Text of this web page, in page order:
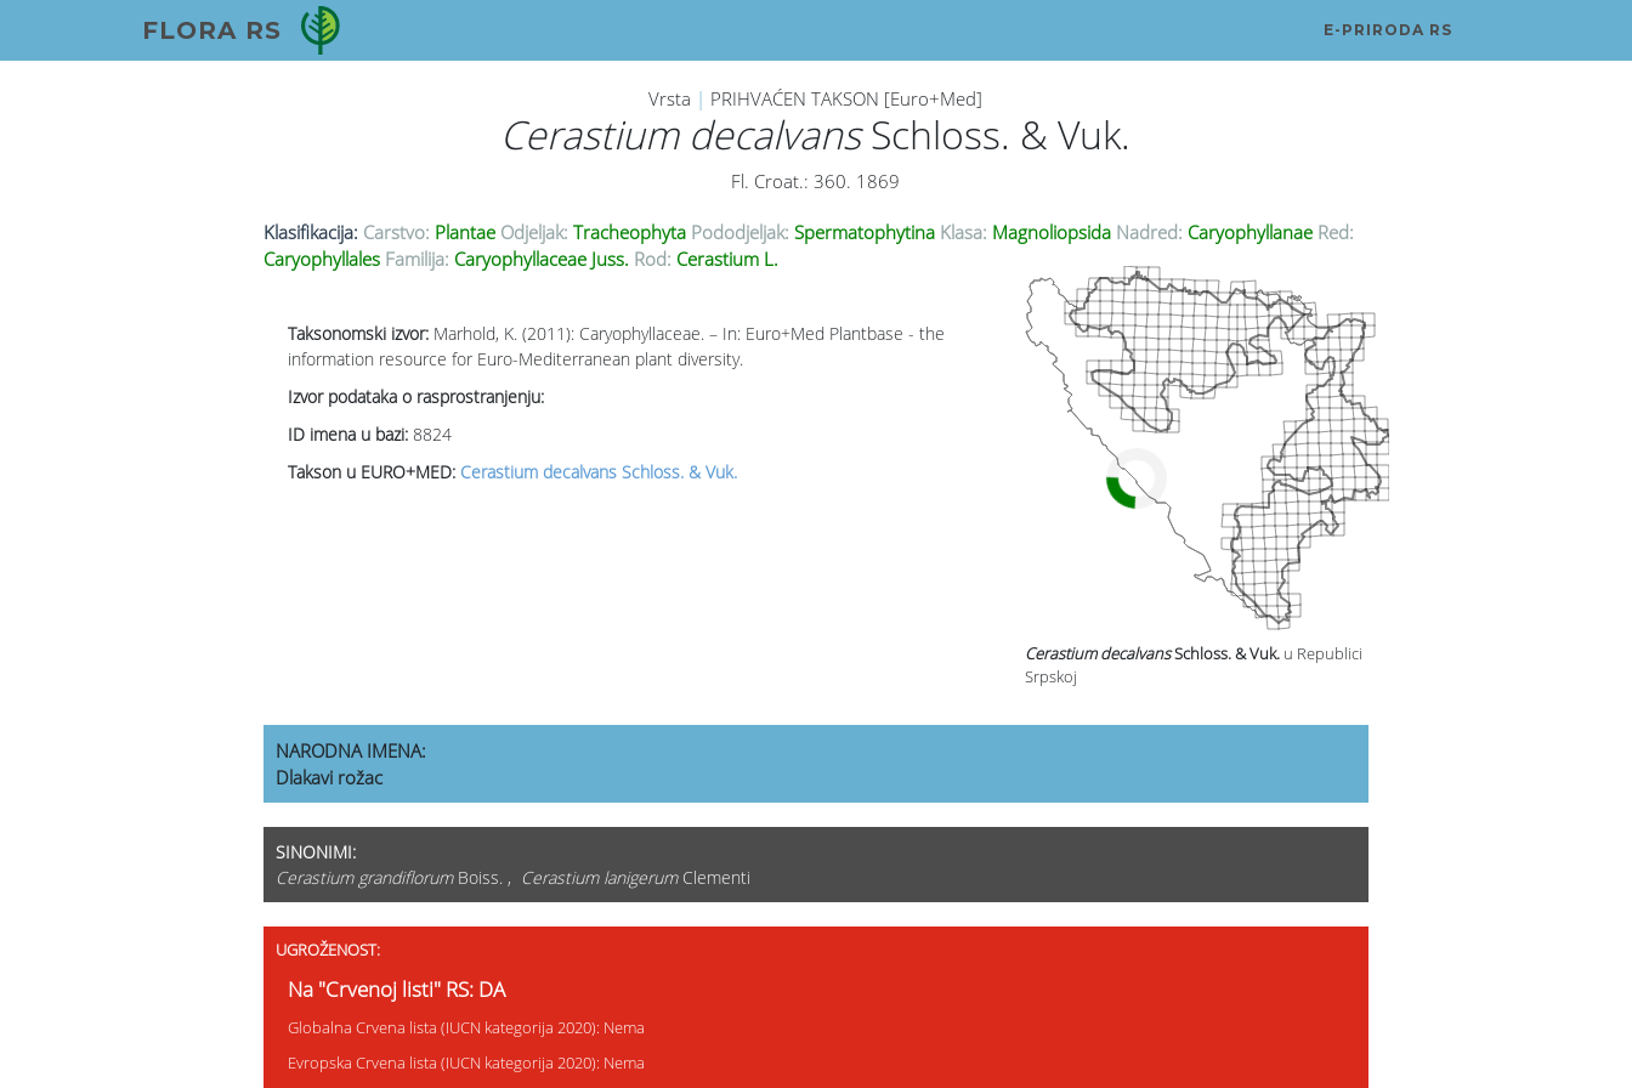
FLORA RS E-PRIRODA RS
Vrsta | PRIHVAĆEN TAKSON [Euro+Med]
Cerastium decalvansSchloss. & Vuk.
Fl. Croat.: 360. 1869
Klasifikacija: Carstvo: Plantae Odjeljak: Tracheophyta Pododjeljak: Spermatophytina Klasa: Magnoliopsida Nadred: Caryophyllanae Red:
Caryophyllales Familija: Caryophyllaceae Juss. Rod: Cerastium L.
Taksonomski izvor: Marhold, K. (2011): Caryophyllaceae. – In: Euro+Med Plantbase - the
information resource for Euro-Mediterranean plant diversity.
Izvor podataka o rasprostranjenju:
ID imena u bazi: 8824
Takson u EURO+MED: Cerastium decalvans Schloss. & Vuk.
Cerastium decalvansSchloss. & Vuk. u Republici
Srpskoj
NARODNA IMENA:
Dlakavi rožac
SINONIMI:
Cerastium grandiflorumBoiss. , Cerastium lanigerumClementi
UGROŽENOST:
Na "Crvenoj listi" RS: DA
Globalna Crvena lista (IUCN kategorija 2020): Nema
Evropska Crvena lista (IUCN kategorija 2020): Nema